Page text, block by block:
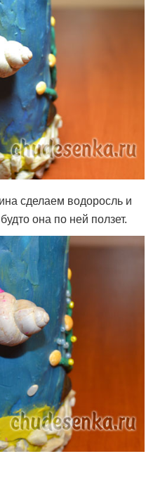
сделаем водоросль и
она по ней ползет.